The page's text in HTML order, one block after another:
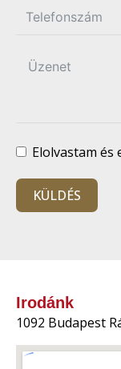
Elolvastam és
KÜLDÉS
Irodánk
1092 Budapest